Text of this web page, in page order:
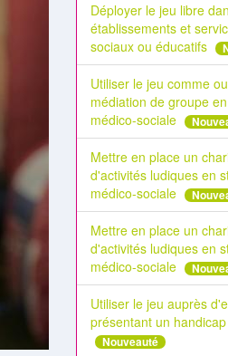
Déployer le jeu libre
établissements et
sociaux ou éducatifs
Utiliser le jeu comme
médiation de groupe
médico-sociale
Mettre en place un
d'activités ludiques en
médico-sociale
Mettre en place un
d'activités ludiques en
médico-sociale
Utiliser le jeu auprès
présentant un
Nouveauté